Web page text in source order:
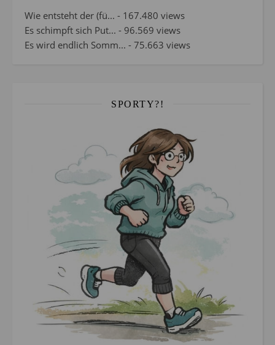
Wie entsteht der (fü... - 167.480 views
Es schimpft sich Put... - 96.569 views
Es wird endlich Somm... - 75.663 views
SPORTY?!